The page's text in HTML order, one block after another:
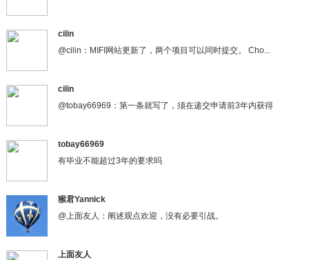
cilin
@cilin：MIFI网站更新了，两个项目可以同时提交。 Cho...
cilin
@tobay66969：第一条就写了，须在递交申请前3年内获得
tobay66969
有毕业不能超过3年的要求吗
猴君Yannick
@上面友人：阐述观点欢迎，没有必要引战。
上面友人